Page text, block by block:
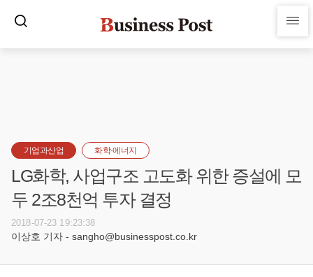
기업과산업 화학·에너지
LG화학, 사업구조 고도화 위한 증설에 모
두 2조8천억 투자 결정
2018-07-23 19:23:38
이상호 기자 - sangho@businesspost.co.kr